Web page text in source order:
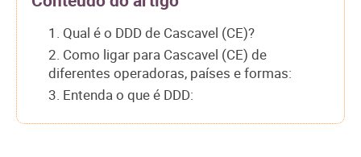
1. Qual é o DDD de Cascavel (CE)?
2. Como ligar para Cascavel (CE) de
diferentes operadoras, países e formas:
3. Entenda o que é DDD: